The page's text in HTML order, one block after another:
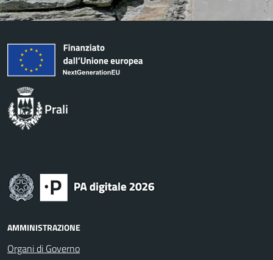
Prali
AMMINISTRAZIONE
Organi di Governo